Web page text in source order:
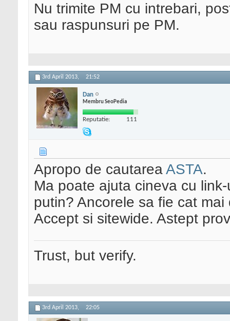
Nu trimite PM cu intrebari,
sau raspunsuri pe PM.
3rd April 2013, 21:52
Dan
Membru SeoPedia
Reputatie: 111
Apropo de cautareaASTA.
Ma poate ajuta cineva cu
putin? Ancorele sa fie cat
Accept si sitewide. Astept
Trust, but verify.
3rd April 2013, 22:05